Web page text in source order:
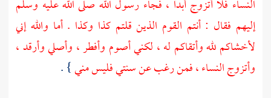
النساء فلا أتزوج أبدا ، فجاء رسول الله صلى الله عليه وسلم
إليهم فقال : أنتم القوم الذين قلتم كذا وكذا . أما والله إني
لأخشاكم لله وأتقاكم له ، لكني أصوم وأفطر ، وأصلي وأرقد ،
وأتزوج النساء ، فمن رغب عن سنتي فليس مني} .